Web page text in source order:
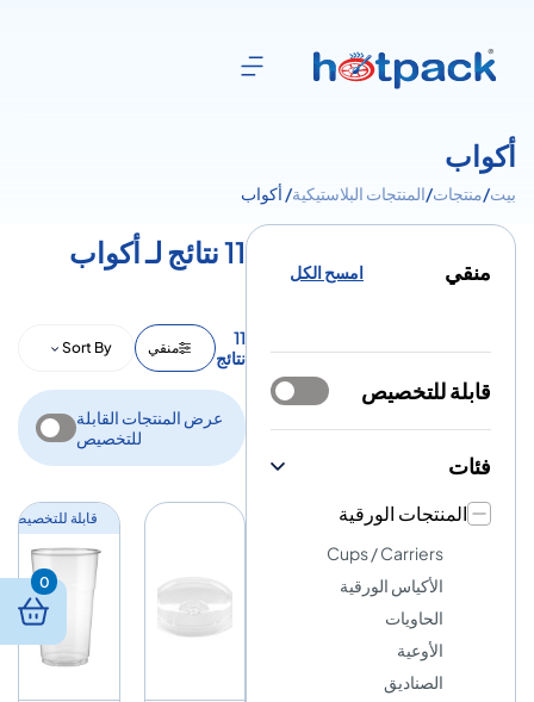
أكواب
بيت/منتجات/المنتجات البلاستيكية/ أكواب
منقي امسح الكل
قابلة للتخصيص
فئات
المنتجات الورقية
Cups / Carriers
الأكياس الورقية
الحاويات
الأوعية
الصناديق
11 نتائج لـ أكواب
11
نتائج
منقي Sort By
عرض المنتجات القابلة
للتخصيص
قابلة للتخصيص
0